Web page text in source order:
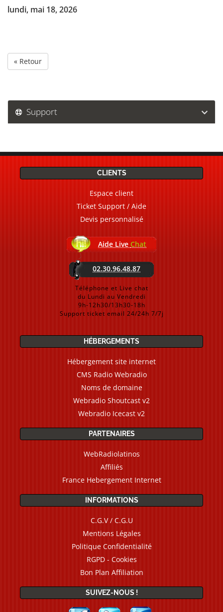
lundi, mai 18, 2026
« Retour
Support
CLIENTS
Espace client
Ticket Support / Aide
Devis personnalisé
Aide Live Chat
02.30.96.48.87
Téléphone et Live chat
du Lundi au Vendredi
9h-12h30/13h30-18h
Support ticket email 24/24h 7/7j
HÉBERGEMENTS
Hébergement site internet
CMS Radio Webradio
Noms de domaine
Webradio Shoutcast v2
Webradio Icecast v2
PARTENAIRES
WebRadiolatinos
Affiliés
France Hebergement Internet
INFORMATIONS
C.G.V / C.G.U
Mentions Légales
Politique Confidentialité
RGPD - Cookies
Bon Plan Affiliation
SUIVEZ-NOUS !